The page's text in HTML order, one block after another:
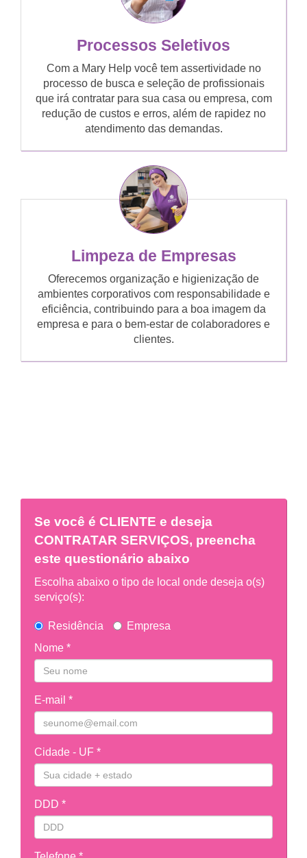
Processos Seletivos
Com a Mary Help você tem assertividade no
processo de busca e seleção de profissionais
que irá contratar para sua casa ou empresa, com
redução de custos e erros, além de rapidez no
atendimento das demandas.
Limpeza de Empresas
Oferecemos organização e higienização de
ambientes corporativos com responsabilidade e
eficiência, contribuindo para a boa imagem da
empresa e para o bem-estar de colaboradores e
clientes.
Se você é CLIENTE e deseja
CONTRATAR SERVIÇOS, preencha
este questionário abaixo
Escolha abaixo o tipo de local onde deseja o(s)
serviço(s):
Residência
Empresa
Nome *
E-mail *
Cidade - UF *
DDD *